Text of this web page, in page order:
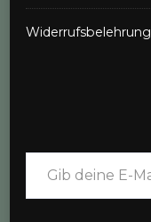
Widerrufsbelehrung
Gib deine E-Mail-Adresse ein ...